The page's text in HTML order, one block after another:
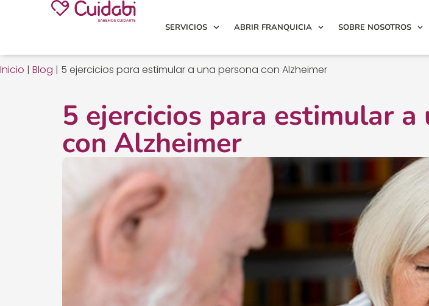
SERVICIOS ABRIR FRANQUICIA SOBRE NOSOTROS
Inicio | Blog | 5 ejercicios para estimular a una persona con Alzheimer
5 ejercicios para estimular a
con Alzheimer